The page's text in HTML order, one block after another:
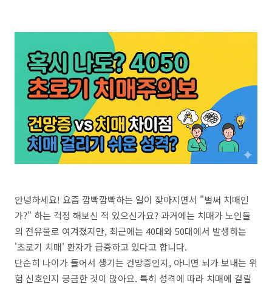
안녕하세요! 요즘 깜빡깜빡하는 일이 잦아지면서 "벌써 치매인
가?" 하는 걱정 해보신 적 있으신가요? 과거에는 치매가 노인들
의 전유물로 여겨졌지만, 최근에는 40대와 50대에서 발생하는
'초로기 치매' 환자가 급증하고 있다고 합니다.
단순히 나이가 들어서 생기는 건망증인지, 아니면 뇌가 보내는 위
험 신호인지 궁금한 것이 많아요. 특히 성격에 따라 치매에 걸릴